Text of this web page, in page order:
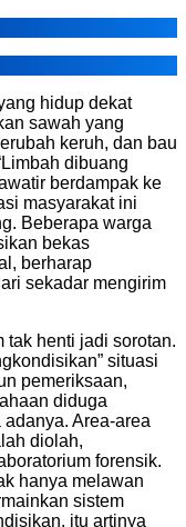
hidup dekat
sawah yang
keruh, dan bau
dibuang
berdampak ke
masyarakat ini
Beberapa warga
bekas
berharap
sekadar mengirim
tak henti jadi sorotan.
situasi
pemeriksaan,
diduga
Area-area
diolah,
forensik.
hanya melawan
sistem
itu artinya